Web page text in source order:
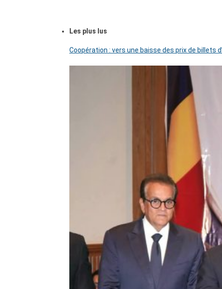
Les plus lus
Coopération : vers une baisse des prix de billets